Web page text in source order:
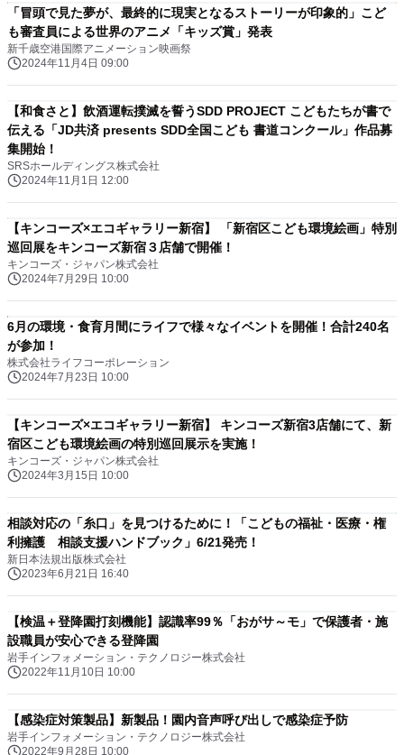
「冒頭で見た夢が、最終的に現実となるストーリーが印象的」こど
も審査員による世界のアニメ「キッズ賞」発表
新千歳空港国際アニメーション映画祭
2024年11月4日 09:00
【和食さと】飲酒運転撲滅を誓うSDD PROJECT こどもたちが書で
伝える「JD共済 presents SDD全国こども 書道コンクール」作品募
集開始！
SRSホールディングス株式会社
2024年11月1日 12:00
【キンコーズ×エコギャラリー新宿】 「新宿区こども環境絵画」特別
巡回展をキンコーズ新宿３店舗で開催！
キンコーズ・ジャパン株式会社
2024年7月29日 10:00
6月の環境・食育月間にライフで様々なイベントを開催！合計240名
が参加！
株式会社ライフコーポレーション
2024年7月23日 10:00
【キンコーズ×エコギャラリー新宿】 キンコーズ新宿3店舗にて、新
宿区こども環境絵画の特別巡回展示を実施！
キンコーズ・ジャパン株式会社
2024年3月15日 10:00
相談対応の「糸口」を見つけるために！「こどもの福祉・医療・権
利擁護 相談支援ハンドブック」6/21発売！
新日本法規出版株式会社
2023年6月21日 16:40
【検温＋登降園打刻機能】認識率99％「おがサ～モ」で保護者・施
設職員が安心できる登降園
岩手インフォメーション・テクノロジー株式会社
2022年11月10日 10:00
【感染症対策製品】新製品！園内音声呼び出しで感染症予防
岩手インフォメーション・テクノロジー株式会社
2022年9月28日 10:00